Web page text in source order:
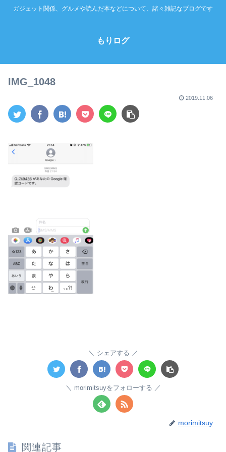
ガジェット関係、グルメや読んだ本などについて、諸々雑記なブログです
もりログ
IMG_1048
2019.11.06
シェアする
morimitsuyをフォローする
morimitsuy
関連記事